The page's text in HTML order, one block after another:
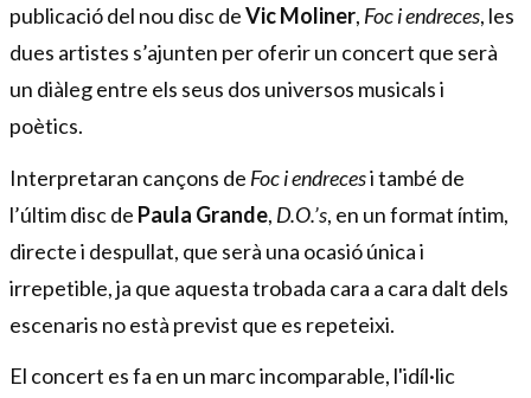
publicació del nou disc deVic Moliner, Foc i endreces, les
dues artistes s’ajunten per oferir un concert que serà
un diàleg entre els seus dos universos musicals i
poètics.
Interpretaran cançons de Foc i endrecesi també de
l’últim disc de Paula Grande, D.O.’s, en un format íntim,
directe i despullat, que serà una ocasió única i
irrepetible, ja que aquesta trobada cara a cara dalt dels
escenaris no està previst que es repeteixi.
El concert es fa en un marc incomparable, l'idíl·lic